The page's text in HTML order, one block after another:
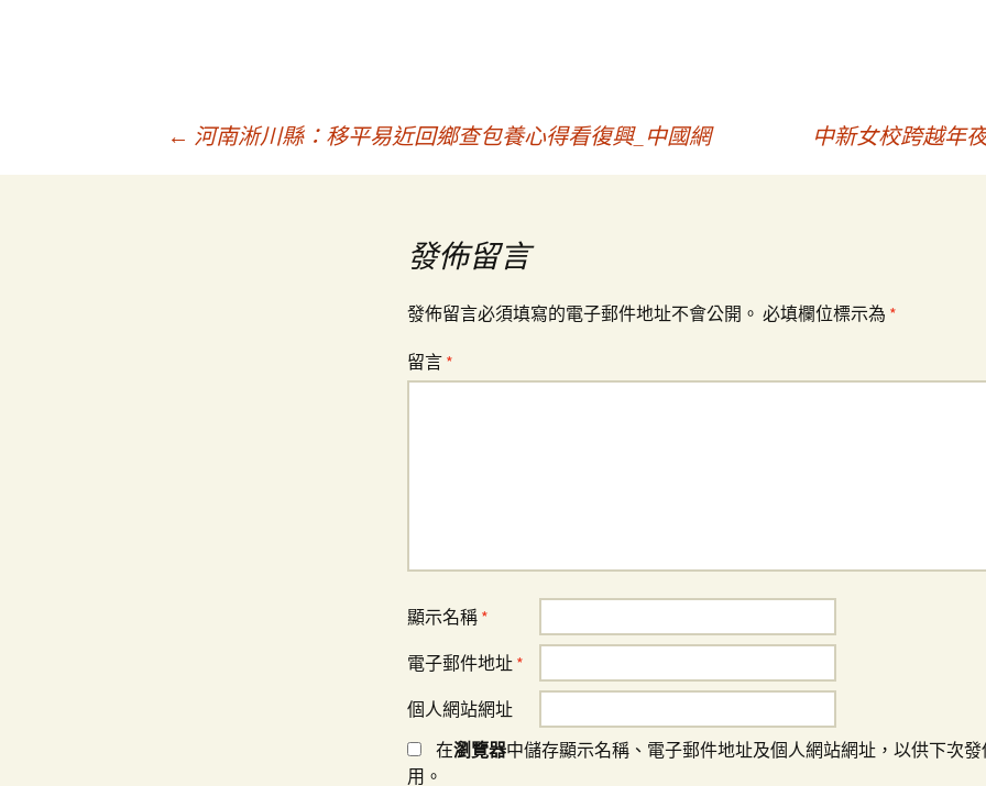
← 河南淅川縣：移平易近回鄉查包養心得看復興_中國網 中新女校跨越年
發佈留言
發佈留言必須填寫的電子郵件地址不會公開。 必填欄位標示為 *
留言 *
顯示名稱 *
電子郵件地址 *
個人網站網址
在瀏覽器中儲存顯示名稱、電子郵件地址及個人網站網址，以供下次
用。